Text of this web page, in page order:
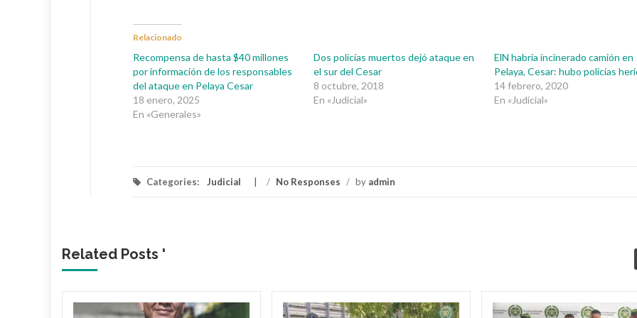
Relacionado
Recompensa de hasta $40 millones
por información de los responsables
del ataque en Pelaya Cesar
18 enero, 2025
En «Generales»
Dos policías muertos dejó ataque en
el sur del Cesar
8 octubre, 2018
En «Judicial»
ElN habría incinerado camión en
Pelaya, Cesar: hubo policías
14 febrero, 2020
En «Judicial»
Categories: Judicial / No Responses / by admin
Related Posts '